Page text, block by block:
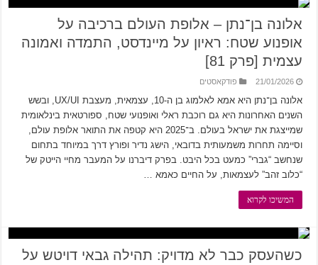
אלונה בן־נתן – אלופת העולם ברכיבה על
אופנוע שטח: ראיון על מיינדסט, התמדה ואמונה
עצמית [פרק 81]
21/01/2026 פודקאסטים
אלונה בן־נתן היא אמא לאלמוג בן ה-10, עצמאית, מעצבת UX/UI, ובשש
השנים האחרונות היא גם רוכבת ראלי ואופנועי שטח, ספורטאית בינלאומית
שמייצגת את ישראל בעולם. ב־2025 היא קטפה את התואר אלופת עולם,
וסיימה תחרות משמעותית בדובאי, הישג נדיר ופורץ דרך במיוחד בתחום
שנחשב “גברי” כמעט בכל היבט. בפרק דיברנו על המעבר מחיי הייטק של
“כלוב זהב” לעצמאות, על החיים כאמא …
המשיכו לקרוא
כשהעסק כבר לא מדויק: תהילה גבאי דויטש על